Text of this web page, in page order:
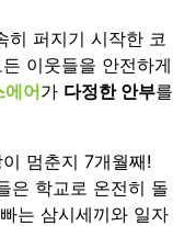
히 퍼지기 시작한 코
이웃들을 안전하게
어가 다정한 안부를
멈춘지 7개월째!
은 학교로 온전히 돌
는 삼시세끼와 일자